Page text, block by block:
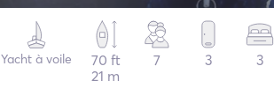
Yacht à voile
70 ft
21 m
7 3 3